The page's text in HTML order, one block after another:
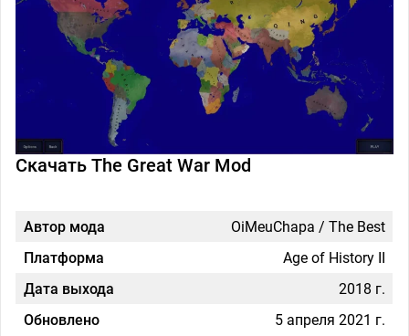
Скачать The Great War Mod
Автор мода
OiMeuChapa / The Best
Платформа
Age of History II
Дата выхода
2018 г.
Обновлено
5 апреля 2021 г.